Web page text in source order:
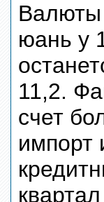
Валюты
юань у
11,2.
счет
импорт